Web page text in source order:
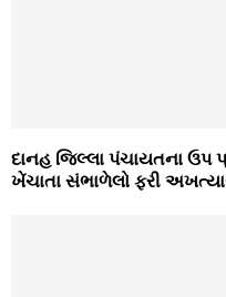
દાનહ જિલ્લા પંચાયતના ઉપ
ખેંચાતા સંભાળેલો ફરી